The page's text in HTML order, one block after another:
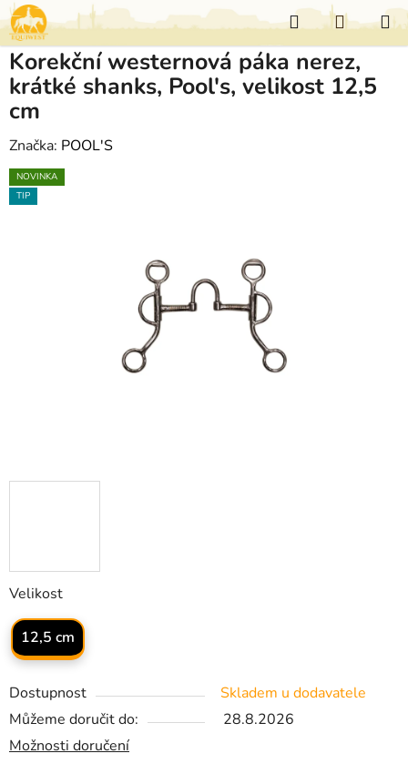
Přejít
na
obsah
Hledat
KOŠÍK
Velikost
12,5 cm
Dostupnost
Skladem u dodavatele
Můžeme doručit do:
28.8.2026
Možnosti doručení
Korekční westernová páka nerez,
krátké shanks, Pool's, velikost 12,5
cm
Značka: POOL'S
NOVINKA
TIP